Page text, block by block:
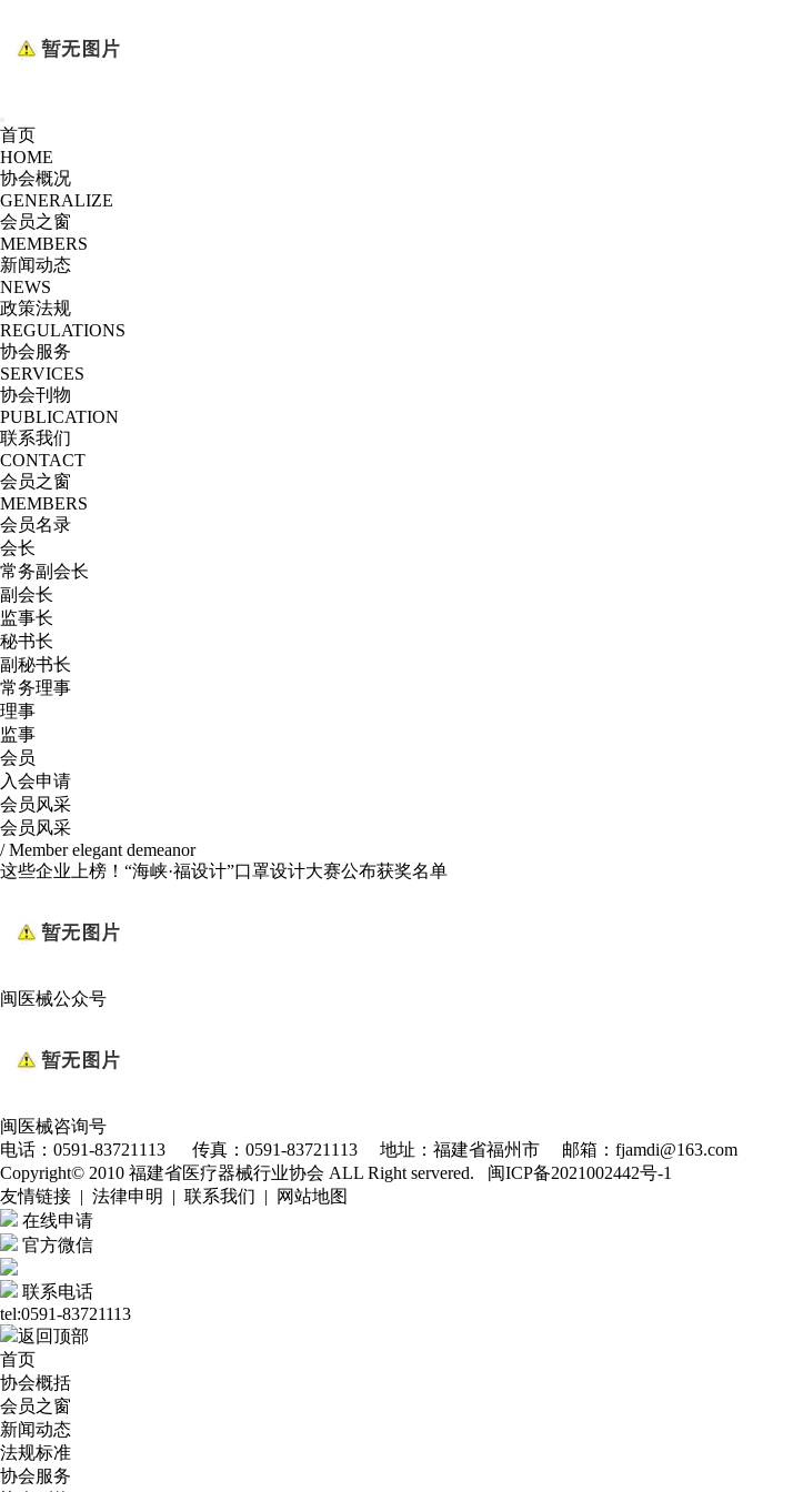
首页
HOME
协会概况
GENERALIZE
会员之窗
MEMBERS
新闻动态
NEWS
政策法规
REGULATIONS
协会服务
SERVICES
协会刊物
PUBLICATION
联系我们
CONTACT
会员之窗
MEMBERS
会员名录
会长
常务副会长
副会长
监事长
秘书长
副秘书长
常务理事
理事
监事
会员
入会申请
会员风采
会员风采
/ Member elegant demeanor
这些企业上榜！“海峡·福设计”口罩设计大赛公布获奖名单
闽医械公众号
闽医械咨询号
电话：0591-83721113 传真：0591-83721113 地址：福建省福州市 邮箱：fjamdi@163.com
Copyright© 2010 福建省医疗器械行业协会 ALL Right servered. 闽ICP备2021002442号-1
友情链接 | 法律申明 | 联系我们 | 网站地图
在线申请
官方微信
联系电话
tel:0591-83721113
返回顶部
首页
协会概括
会员之窗
新闻动态
法规标准
协会服务